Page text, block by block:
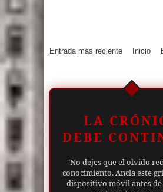
Entrada más reciente Inicio
LA
DEBE
"No dejes que el olvido
conocimiento. Ancla este
dispositivo móvil antes de